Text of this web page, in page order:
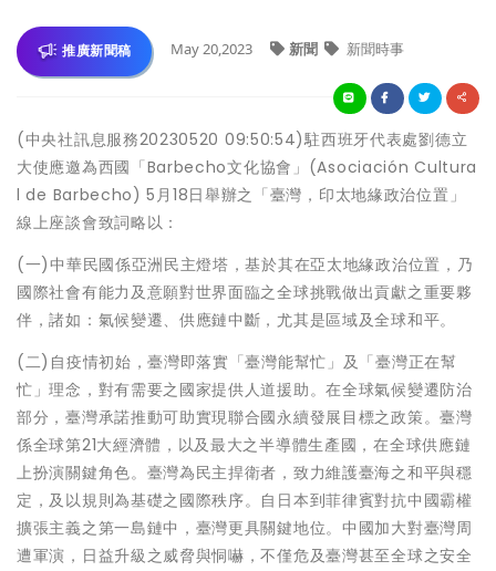
推廣新聞稿 May 20,2023 新聞 新聞時事
(中央社訊息服務20230520 09:50:54)駐西班牙代表處劉德立
大使應邀為西國「Barbecho文化協會」(Asociación Cultura
l de Barbecho) 5月18日舉辦之「臺灣，印太地緣政治位置」
線上座談會致詞略以：
(一)中華民國係亞洲民主燈塔，基於其在亞太地緣政治位置，乃
國際社會有能力及意願對世界面臨之全球挑戰做出貢獻之重要夥
伴，諸如：氣候變遷、供應鏈中斷，尤其是區域及全球和平。
(二)自疫情初始，臺灣即落實「臺灣能幫忙」及「臺灣正在幫
忙」理念，對有需要之國家提供人道援助。在全球氣候變遷防治
部分，臺灣承諾推動可助實現聯合國永續發展目標之政策。臺灣
係全球第21大經濟體，以及最大之半導體生產國，在全球供應鏈
上扮演關鍵角色。臺灣為民主捍衛者，致力維護臺海之和平與穩
定，及以規則為基礎之國際秩序。自日本到菲律賓對抗中國霸權
擴張主義之第一島鏈中，臺灣更具關鍵地位。中國加大對臺灣周
遭軍演，日益升級之威脅與恫嚇，不僅危及臺灣甚至全球之安全